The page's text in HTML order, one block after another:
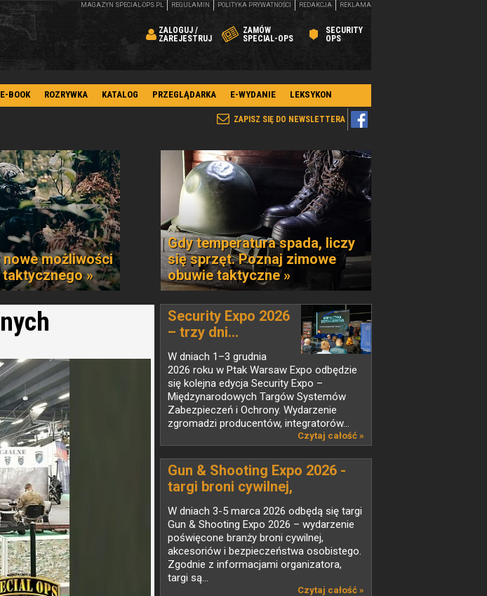
ZALOGUJ /
ZAREJESTRUJ
ZAMÓW
SPECIAL-OPS
SECURITY
OPS
MAGAZYN SPECIAL-OPS.PL REGULAMIN POLITYKA PRYWATNOŚCI REDAKCJA REKLAMA
E-BOOK ROZRYWKA KATALOG PRZEGLĄDARKA E-WYDANIE LEKSYKON
ZAPISZ SIĘ DO NEWSLETTERA
możliwości
»
Gdy temperatura spada, liczy
się sprzęt. Poznaj zimowe
obuwie taktyczne »
Security Expo 2026
– trzy dni...
W dniach 1–3 grudnia
2026 roku w Ptak Warsaw Expo odbędzie
się kolejna edycja Security Expo –
Międzynarodowych Targów Systemów
Zabezpieczeń i Ochrony. Wydarzenie
zgromadzi producentów, integratorów...
Czytaj całość »
Gun & Shooting Expo 2026 -
targi broni cywilnej,
akcesoriów i bezpieczeństwa
osobistego
W dniach 3-5 marca 2026 odbędą się targi
Gun & Shooting Expo 2026 – wydarzenie
poświęcone branży broni cywilnej,
akcesoriów i bezpieczeństwa osobistego.
Zgodnie z informacjami organizatora,
targi są...
Czytaj całość »